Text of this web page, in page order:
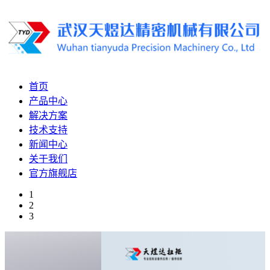
首页
产品中心
解决方案
技术支持
新闻中心
关于我们
官方旗舰店
1
2
3